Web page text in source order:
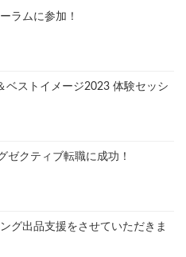
ラムに参加！
ベストイメージ2023 体験セッシ
ゼクティブ転職に成功！
グ出品支援をさせていただきま